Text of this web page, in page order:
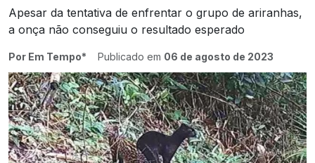
Apesar da tentativa de enfrentar o grupo de ariranhas,
a onça não conseguiu o resultado esperado
Por Em Tempo* Publicado em 06 de agosto de 2023